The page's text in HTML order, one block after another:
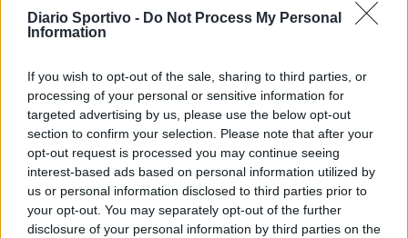
Diario Sportivo - Do Not Process My Personal
Information
If you wish to opt-out of the sale, sharing to third parties, or
processing of your personal or sensitive information for
targeted advertising by us, please use the below opt-out
section to confirm your selection. Please note that after your
opt-out request is processed you may continue seeing
interest-based ads based on personal information utilized by
us or personal information disclosed to third parties prior to
your opt-out. You may separately opt-out of the further
disclosure of your personal information by third parties on the
2 Ago 2026